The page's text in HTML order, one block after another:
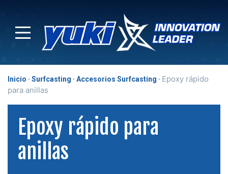
Inicio Surfcasting Accesorios Surfcasting
Epoxy rápido
para anillas
Epoxy rápido para
anillas